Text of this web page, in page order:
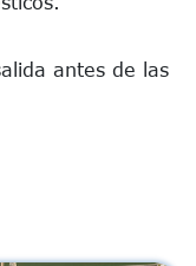
antes de las